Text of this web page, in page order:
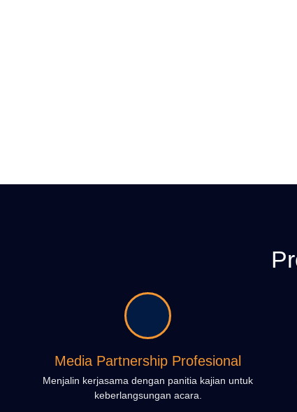
Media Partnership Profesional
Menjalin kerjasama dengan panitia kajian untuk
keberlangsungan acara.